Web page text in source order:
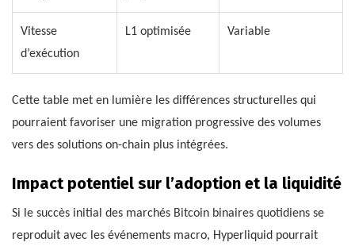
Vitesse
d’exécution
L1 optimisée Variable
Cette table met en lumière les différences structurelles qui
pourraient favoriser une migration progressive des volumes
vers des solutions on-chain plus intégrées.
Impact potentiel sur l’adoption et la liquidité
Si le succès initial des marchés Bitcoin binaires quotidiens se
reproduit avec les événements macro, Hyperliquid pourrait